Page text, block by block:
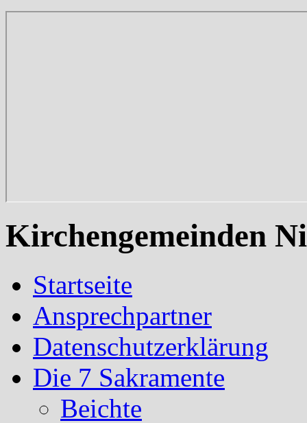
Kirchengemeinden
Startseite
Ansprechpartner
Datenschutzerklärung
Die 7 Sakramente
Beichte